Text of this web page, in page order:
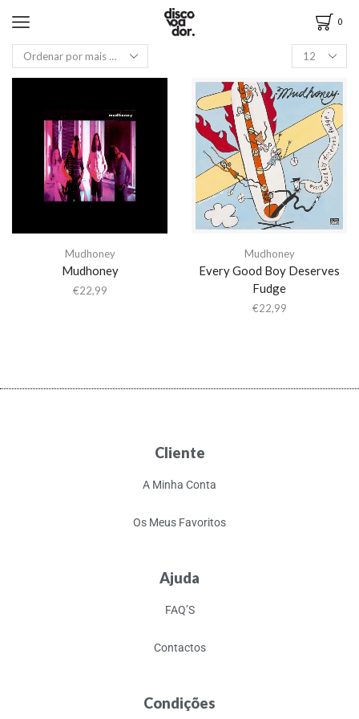
0
Mudhoney
Mudhoney
€22,99
Mudhoney
Every Good Boy Deserves
Fudge
€22,99
Cliente
A Minha Conta
Os Meus Favoritos
Ajuda
FAQ’S
Contactos
Condições